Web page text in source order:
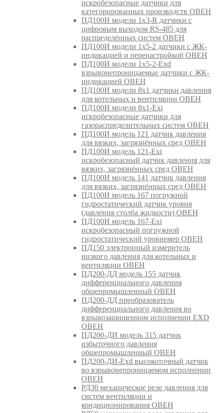
искробезопасные датчики для
категорированных производств ОВЕН
ПД100И модели 1х3-R датчики с
цифровым выходом RS-485 для
распределённых систем ОВЕН
ПД100И модели 1х5-2 датчики с ЖК-
индикацией и перенастройкой ОВЕН
ПД100И модели 1х5-2-Exd
взрывонепроницаемые датчики с ЖК-
индикацией ОВЕН
ПД100И модели 8х1 датчики давления
для котельных и вентиляции ОВЕН
ПД100И модели 8х1-Exi
искробезопасные датчики для
газораспределительных систем ОВЕН
ПД100И модель 121 датчик давления
для вязких, загрязнённых сред ОВЕН
ПД100И модель 121-Exi
искробезопасный датчик давления для
вязких, загрязнённых сред ОВЕН
ПД100И модель 141 датчик давления
для вязких, загрязнённых сред ОВЕН
ПД100И модель 167 погружной
гидростатический датчик уровня
(давления столба жидкости) ОВЕН
ПД100И модель 167-Exi
искробезопасный погружной
гидростатический уровнемер ОВЕН
ПД150 электронный измеритель
низкого давления для котельных и
вентиляции ОВЕН
ПД200-ДД модель 155 датчик
дифференциального давления
общепромышленный ОВЕН
ПД200-ДД преобразователь
дифференциального давления во
взрывозащищенном исполнении EXD
ОВЕН
ПД200-ДИ модель 315 датчик
избыточного давления
общепромышленный ОВЕН
ПД200-ДИ-Exd высокоточный датчик
во взрывонепроницаемом исполнении
ОВЕН
РД30 механическое реле давления для
систем вентиляции и
кондиционирования ОВЕН